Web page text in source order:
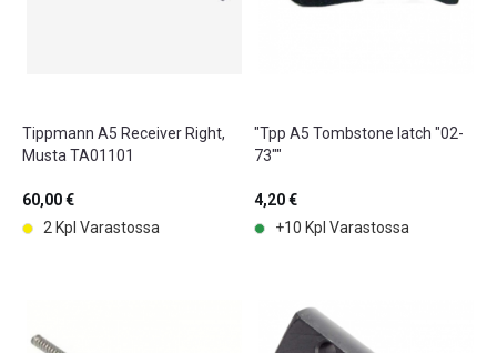
Tippmann A5 Receiver Right,
Musta TA01101
60,00 €
2 Kpl Varastossa
"Tpp A5 Tombstone latch "02-
73""
4,20 €
+10 Kpl Varastossa